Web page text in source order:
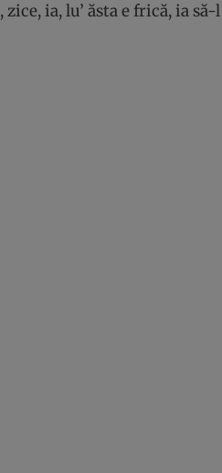
ia, lu’ ăsta e frică, ia